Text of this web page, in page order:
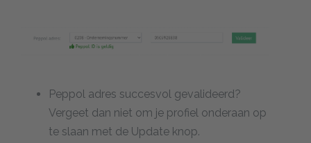
Peppol adres succesvol gevalideerd?
Vergeet dan niet om je profiel onderaan op
te slaan met de Update knop.